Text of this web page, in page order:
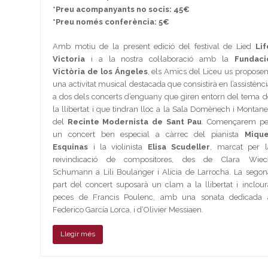
*Preu acompanyants no socis: 45€
*Preu només conferència: 5€
Amb motiu de la present edició del festival de Lied
Victoria i a la nostra col·laboració amb la
Victòria de los Ángeles, els Amics del Liceu us
una activitat musical destacada que consistirà en
a dos dels concerts d’enguany que giren entorn del tema
la llibertat i que tindran lloc a la Sala Domènech i
del Recinte Modernista de Sant Pau . Començarem
un concert ben especial a càrrec del pianista
Esquinas i la violinista Elisa Scudeller , marcat per
reivindicació de compositores, des de Clara
Schumann a Lili Boulanger i Alicia de Larrocha. La
part del concert suposarà un clam a la llibertat i
peces de Francis Poulenc, amb una sonata dedicada
Federico García Lorca, i d’Olivier Messiaen.
Llegir més